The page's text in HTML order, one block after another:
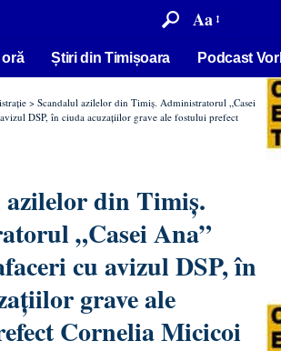
Aa
oră Știri din Timișoara Podcast
> Scandalul azilelor din Timiș. Administratorul „Casei
DSP, în ciuda acuzațiilor grave ale fostului prefect
azilelor din Timiș.
„Casei Ana”
cu avizul DSP, în
grave ale
Cornelia Micicoi